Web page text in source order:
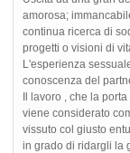
amorosa;
continua ricerca di
progetti o visioni di
L'esperienza
conoscenza del
Il lavoro , che la
viene considerato
vissuto col giusto
in grado di ridargli la